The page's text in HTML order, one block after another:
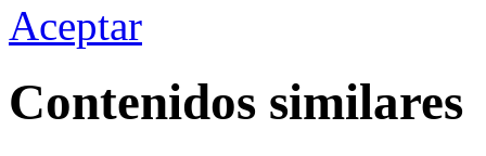
Aceptar
Contenidos similares